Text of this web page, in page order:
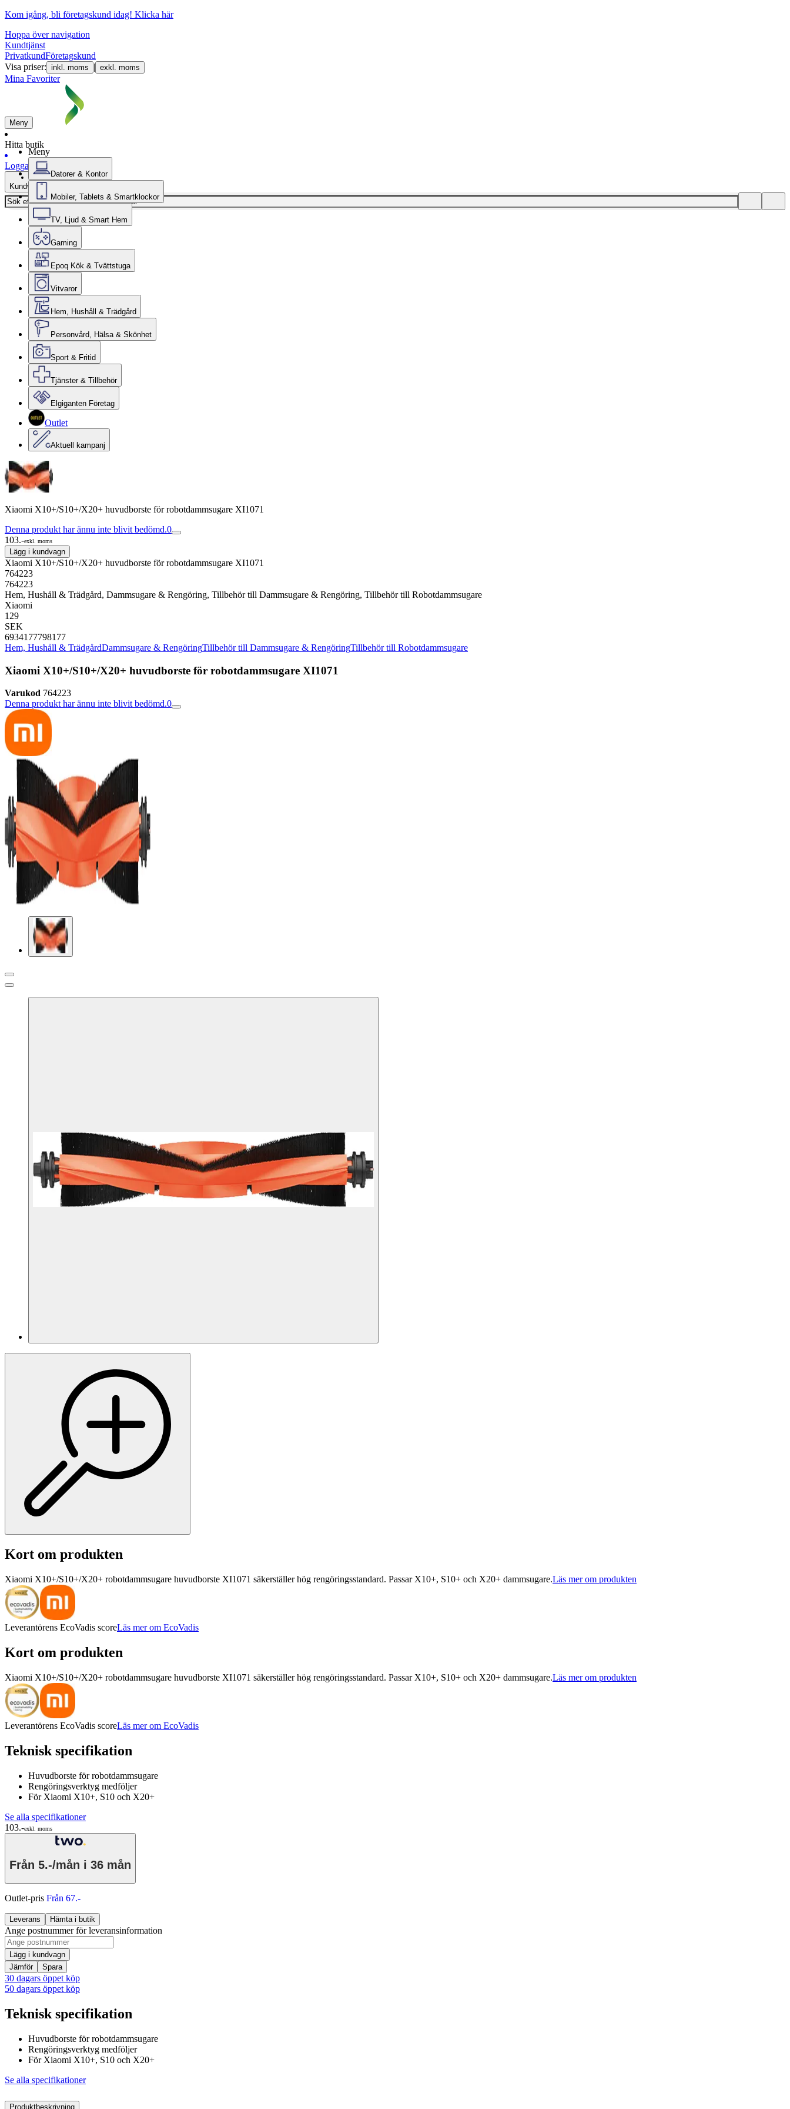
Kom igång, bli företagskund idag! Klicka här
Hoppa över navigation
Kundtjänst
PrivatkundFöretagskund
Visa priser: inkl. moms | exkl. moms
Mina Favoriter
Meny
Hitta butik
Logga in
Kundvagn
Meny
Datorer & Kontor
Mobiler, Tablets & Smartklockor
TV, Ljud & Smart Hem
Gaming
Epoq Kök & Tvättstuga
Vitvaror
Hem, Hushåll & Trädgård
Personvård, Hälsa & Skönhet
Sport & Fritid
Tjänster & Tillbehör
Elgiganten Företag
Outlet
Aktuell kampanj
Xiaomi X10+/S10+/X20+ huvudborste för robotdammsugare XI1071
Denna produkt har ännu inte blivit bedömd.0
103.-exkl. moms
Lägg i kundvagn
Xiaomi X10+/S10+/X20+ huvudborste för robotdammsugare XI1071
764223
764223
Hem, Hushåll & Trädgård, Dammsugare & Rengöring, Tillbehör till Dammsugare & Rengöring, Tillbehör till Robotdammsugare
Xiaomi
129
SEK
6934177798177
Hem, Hushåll & TrädgårdDammsugare & RengöringTillbehör till Dammsugare & RengöringTillbehör till Robotdammsugare
Xiaomi X10+/S10+/X20+ huvudborste för robotdammsugare XI1071
Varukod 764223
Denna produkt har ännu inte blivit bedömd.0
Kort om produkten
Xiaomi X10+/S10+/X20+ robotdammsugare huvudborste XI1071 säkerställer hög rengöringsstandard. Passar X10+, S10+ och X20+ dammsugare.Läs mer om produkten
Leverantörens EcoVadis scoreLäs mer om EcoVadis
Kort om produkten
Xiaomi X10+/S10+/X20+ robotdammsugare huvudborste XI1071 säkerställer hög rengöringsstandard. Passar X10+, S10+ och X20+ dammsugare.Läs mer om produkten
Leverantörens EcoVadis scoreLäs mer om EcoVadis
Teknisk specifikation
Huvudborste för robotdammsugare
Rengöringsverktyg medföljer
För Xiaomi X10+, S10 och X20+
Se alla specifikationer
103.-exkl. moms
Från 5.-/mån i 36 mån
Outlet-pris Från 67.-
Leverans Hämta i butik
Ange postnummer för leveransinformation
Lägg i kundvagn
Jämför
Spara
30 dagars öppet köp
50 dagars öppet köp
Teknisk specifikation
Huvudborste för robotdammsugare
Rengöringsverktyg medföljer
För Xiaomi X10+, S10 och X20+
Se alla specifikationer
Produktbeskrivning